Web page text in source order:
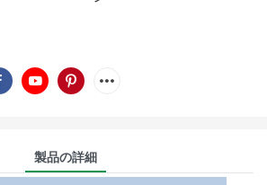
製品の詳細